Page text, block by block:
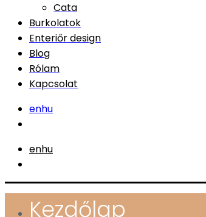
Cata
Burkolatok
Enteriőr design
Blog
Rólam
Kapcsolat
enhu
enhu
Kezdőlap